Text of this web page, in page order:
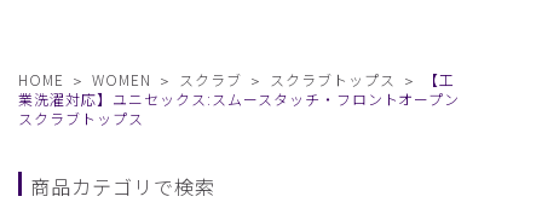
HOME WOMEN スクラブ スクラブトップス
【工
業洗濯対応】ユニセックス:スムースタッチ・フロントオープン
スクラブトップス
商品カテゴリで検索